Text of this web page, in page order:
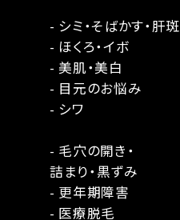
- シミ・そばかす・肝斑
- ほくろ・イボ
- 美肌・美白
- 目元のお悩み
- シワ
- 毛穴の開き・
詰まり・黒ずみ
- 更年期障害
- 医療脱毛